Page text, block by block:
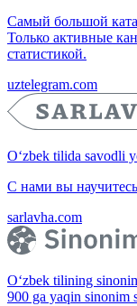
Самый большой
Только активные
статистикой.
uztelegram.com
O‘zbek tilida savodli
С нами вы
sarlavha.com
O‘zbek tilining
900 ga yaqin sinonim